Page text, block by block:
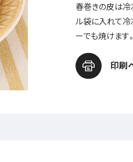
春巻きの皮は冷
ル袋に入れて冷
ーでも焼けます。
印刷